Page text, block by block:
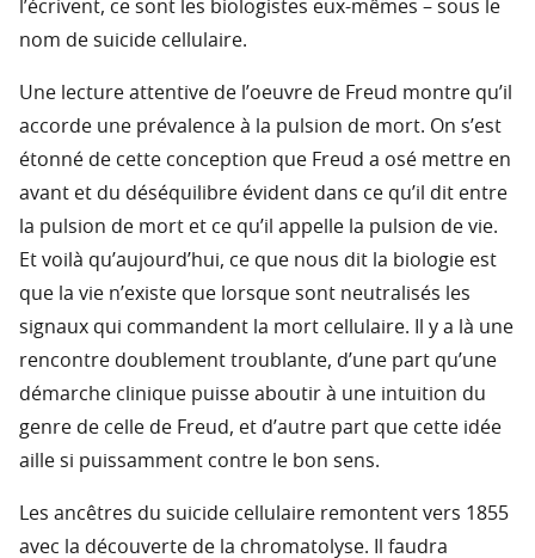
l’écrivent, ce sont les biologistes eux-mêmes – sous le
nom de suicide cellulaire.
Une lecture attentive de l’oeuvre de Freud montre qu’il
accorde une prévalence à la pulsion de mort. On s’est
étonné de cette conception que Freud a osé mettre en
avant et du déséquilibre évident dans ce qu’il dit entre
la pulsion de mort et ce qu’il appelle la pulsion de vie.
Et voilà qu’aujourd’hui, ce que nous dit la biologie est
que la vie n’existe que lorsque sont neutralisés les
signaux qui commandent la mort cellulaire. Il y a là une
rencontre doublement troublante, d’une part qu’une
démarche clinique puisse aboutir à une intuition du
genre de celle de Freud, et d’autre part que cette idée
aille si puissamment contre le bon sens.
Les ancêtres du suicide cellulaire remontent vers 1855
avec la découverte de la chromatolyse. Il faudra